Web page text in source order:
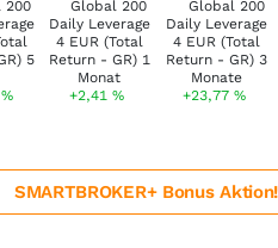
% +2,41% +23,77%
SMARTBROKER+ Bonus